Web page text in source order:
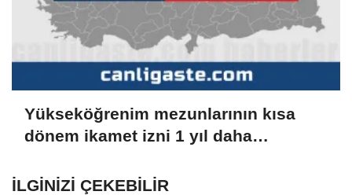
Yükseköğrenim mezunlarının kısa
dönem ikamet izni 1 yıl daha
İLGINIZI ÇEKEBILIR